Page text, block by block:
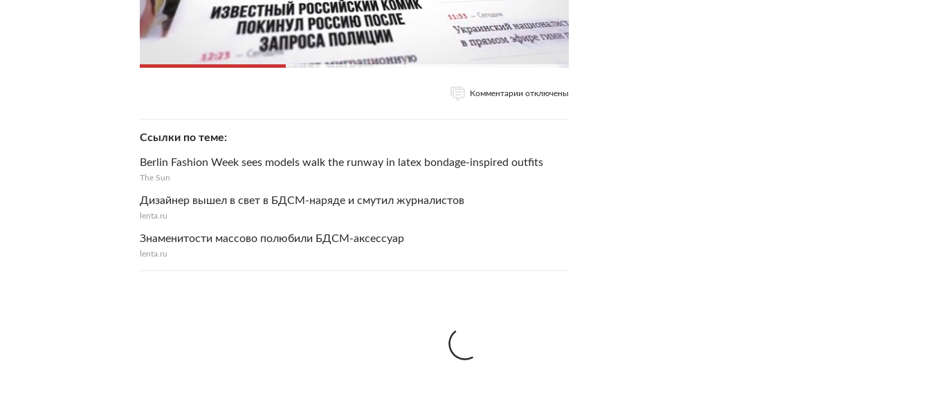
Комментарии отключены
Ссылки по теме
Berlin Fashion Week sees models walk the runway in latex bondage-inspired outfits
The Sun
Дизайнер вышел в свет в БДСМ-наряде и смутил журналистов
lenta.ru
Знаменитости массово полюбили БДСМ-аксессуар
lenta.ru